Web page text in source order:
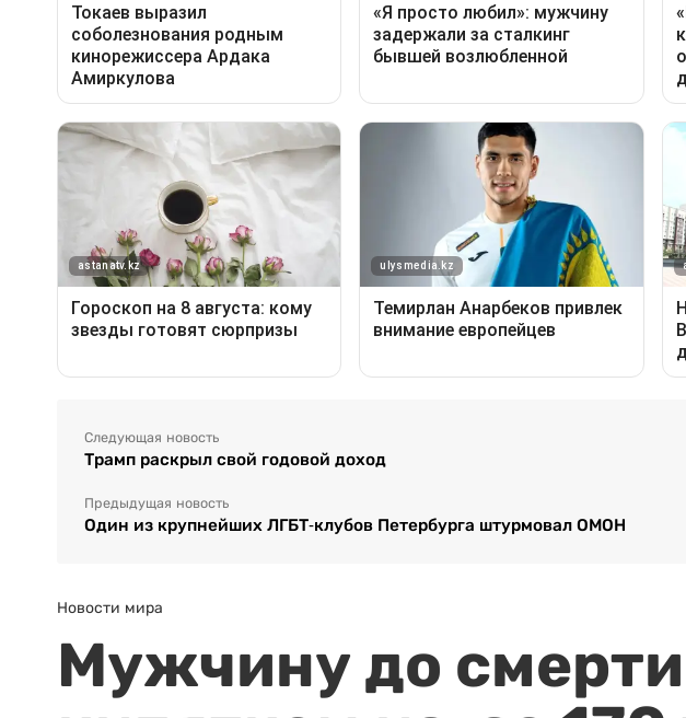
Следующая новость
Трамп раскрыл свой годовой доход
Предыдущая новость
Один из крупнейших ЛГБТ-клубов Петербурга штурмовал ОМОН
Новости мира
Мужчину до